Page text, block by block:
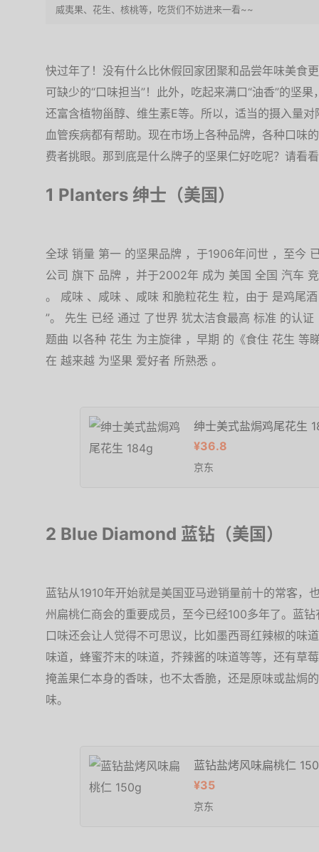
威夷果、花生、核桃等，吃货们不妨进来一看~~
快过年了！没有什么比休假回家团聚和品尝年味美食
可缺少的“口味担当”！此外，吃起来满口“油香”的坚
还富含植物甾醇、维生素E等。所以，适当的摄入量
血管疾病都有帮助。现在市场上各种品牌，各种口味
费者挑眼。那到底是什么牌子的坚果仁好吃呢？请看
1 Planters 绅士（美国）
全球 销量 第一 的坚果品牌 ，于1906年问世 ，至今
公司 旗下 品牌 ，并于2002年 成为 美国 全国 汽车
。 咸味 、咸味 、咸味 和脆粒花生 粒，由于 是鸡尾
”。 先生 已经 通过 了世界 犹太洁食最高 标准 的认
题曲 以各种 花生 为主旋律 ，早期 的《食住 花生 等
在 越来越 为坚果 爱好者 所熟悉 。
绅士美式盐焗鸡尾花生
¥36.8
京东
2 Blue Diamond 蓝钻（美国）
蓝钻从1910年开始就是美国亚马逊销量前十的常客，
州扁桃仁商会的重要成员，至今已经100多年了。蓝
口味还会让人觉得不可思议，比如墨西哥红辣椒的味
味道，蜂蜜芥末的味道，芥辣酱的味道等等，还有草
掩盖果仁本身的香味，也不太香脆，还是原味或盐焗
味。
蓝钻盐烤风味扁桃仁
¥35
京东